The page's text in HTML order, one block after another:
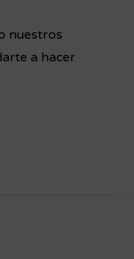
nuestros
a hacer